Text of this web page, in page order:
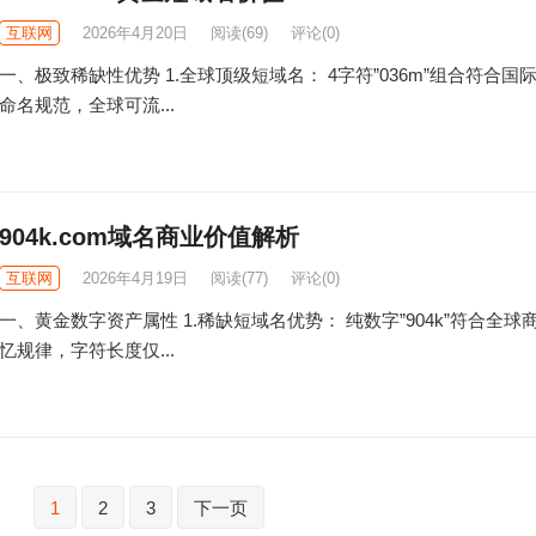
互联网 2026年4月20日 阅读(69) 评论(0)
一、极致稀缺性优势​ 1.全球顶级短域名： 4字符”036m”组合符合国
命名规范，全球可流...
904k.com域名商业价值解析
互联网 2026年4月19日 阅读(77) 评论(0)
一、黄金数字资产属性​ 1.稀缺短域名优势： 纯数字”904k”符合全球
忆规律，字符长度仅...
1 2 3 下一页